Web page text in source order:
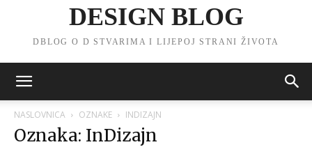
DESIGN BLOG
DBLOG O D STVARIMA I LIJEPOJ STRANI ŽIVOTA
NASLOVNICA OZNAKE INDIZAJN
Oznaka: InDizajn